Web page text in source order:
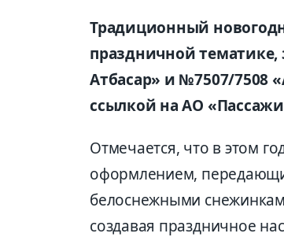
Традиционный
праздничной
Атбасар» и №7507/7508
ссылкой на АО
Отмечается, что в этом
оформлением,
белоснежными
создавая праздничное